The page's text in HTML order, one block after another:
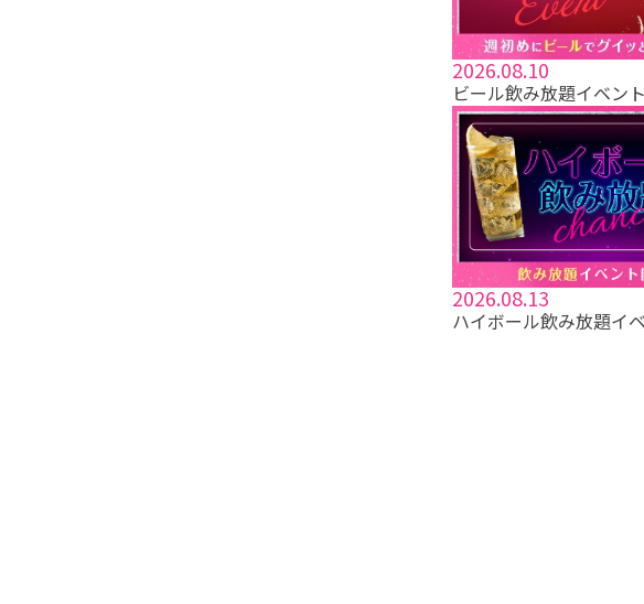
2026.08.10
ビール飲み放題イベン
2026.08.13
ハイボール飲み放題イ